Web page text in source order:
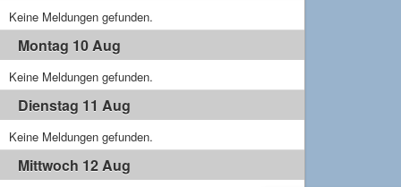
Keine Meldungen gefunden.
Montag 10 Aug
Keine Meldungen gefunden.
Dienstag 11 Aug
Keine Meldungen gefunden.
Mittwoch 12 Aug